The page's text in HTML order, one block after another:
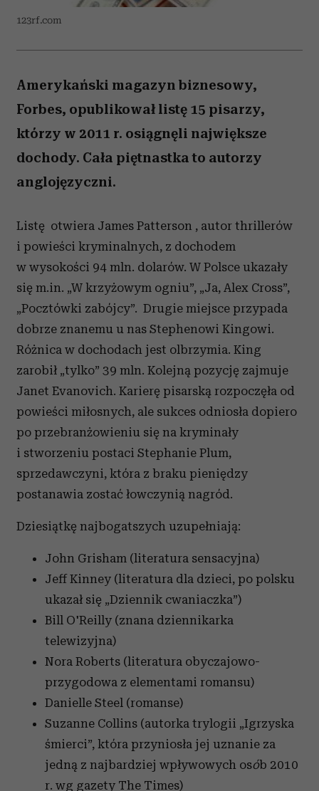
123rf.com
Amerykański magazyn biznesowy,
Forbes, opublikował listę 15 pisarzy,
którzy w 2011 r. osiągnęli największe
dochody. Cała piętnastka to autorzy
anglojęzyczni.
Listę otwiera James Patterson , autor thrillerów
i powieści kryminalnych, z dochodem
w wysokości 94 mln. dolarów. W Polsce ukazały
się m.in. „W krzyżowym ogniu”, „Ja, Alex Cross”,
„Pocztówki zabójcy”. Drugie miejsce przypada
dobrze znanemu u nas Stephenowi Kingowi.
Różnica w dochodach jest olbrzymia. King
zarobił „tylko” 39 mln. Kolejną pozycję zajmuje
Janet Evanovich. Karierę pisarską rozpoczęła od
powieści miłosnych, ale sukces odniosła dopiero
po przebranżowieniu się na kryminały
i stworzeniu postaci Stephanie Plum,
sprzedawczyni, która z braku pieniędzy
postanawia zostać łowczynią nagród.
Dziesiątkę najbogatszych uzupełniają:
John Grisham (literatura sensacyjna)
Jeff Kinney (literatura dla dzieci, po polsku
ukazał się „Dziennik cwaniaczka”)
Bill O'Reilly (znana dziennikarka
telewizyjna)
Nora Roberts (literatura obyczajowo-
przygodowa z elementami romansu)
Danielle Steel (romanse)
Suzanne Collins (autorka trylogii „Igrzyska
śmierci”, która przyniosła jej uznanie za
jedną z najbardziej wpływowych osób 2010
r. wg gazety The Times)